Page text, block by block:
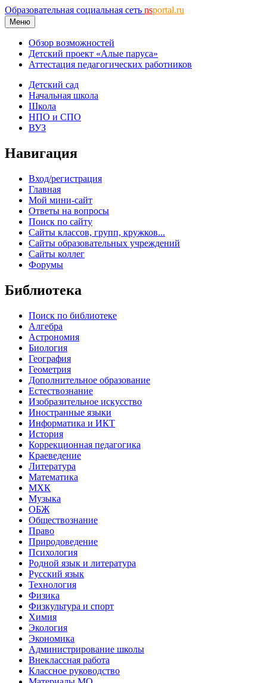
Образовательная социальная сеть nsportal.ru
Меню
Обзор возможностей
Детский проект «Алые паруса»
Аттестация педагогических работников
Детский сад
Начальная школа
Школа
НПО и СПО
ВУЗ
Навигация
Вход/регистрация
Главная
Мой мини-сайт
Ответы на вопросы
Поиск по сайту
Сайты классов, групп, кружков...
Сайты образовательных учреждений
Сайты коллег
Форумы
Библиотека
Поиск по библиотеке
Алгебра
Астрономия
Биология
География
Геометрия
Дополнительное образование
Естествознание
Изобразительное искусство
Иностранные языки
Информатика и ИКТ
История
Коррекционная педагогика
Краеведение
Литература
Математика
МХК
Музыка
ОБЖ
Обществознание
Право
Природоведение
Психология
Родной язык и литература
Русский язык
Технология
Физика
Физкультура и спорт
Химия
Экология
Экономика
Администрирование школы
Внеклассная работа
Классное руководство